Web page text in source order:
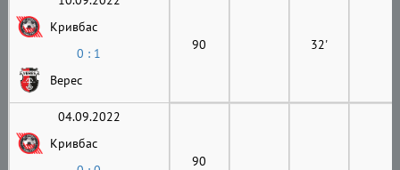
Кривбас
0 : 1
Верес
90 32'
04.09.2022
Кривбас
90